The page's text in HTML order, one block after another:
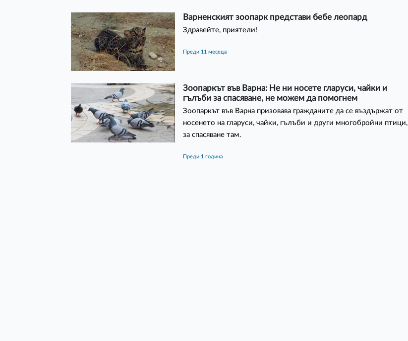
Варненският зоопарк представи бебе леопард
Здравейте, приятели!
преди 11 месеца
Зоопаркът във Варна: Не ни носете гларуси, чайки и
гълъби за спасяване, не можем да помогнем
Зоопаркът във Варна призовава гражданите да се въздържат от
носенето на гларуси, чайки, гълъби и други многобройни птици,
за спасяване там.
преди 1 година